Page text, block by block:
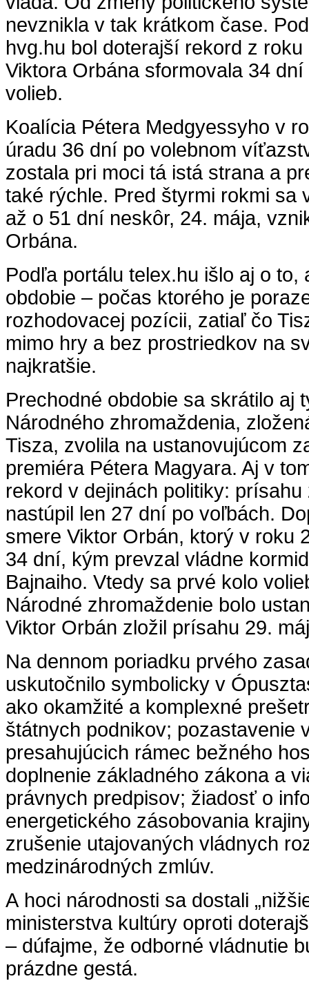
nevznikla v tak krátkom čase.
hvg.hu bol doterajší rekord z
Viktora Orbána sformovala 34
volieb.
Koalícia Pétera Medgyessyho v
úradu 36 dní po volebnom
zostala pri moci tá istá strana a
také rýchle. Pred štyrmi rokmi sa
až o 51 dní neskôr, 24. mája,
Orbána.
Podľa portálu telex.hu išlo aj o to,
obdobie – počas ktorého je
rozhodovacej pozícii, zatiaľ čo
mimo hry a bez prostriedkov na
najkratšie.
Prechodné obdobie sa skrátilo aj
Národného zhromaždenia,
Tisza, zvolila na ustanovujúcom
premiéra Pétera Magyara. Aj v
rekord v dejinách politiky:
nastúpil len 27 dní po voľbách.
smere Viktor Orbán, ktorý v roku
34 dní, kým prevzal vládne
Bajnaiho. Vtedy sa prvé kolo
Národné zhromaždenie bolo
Viktor Orbán zložil prísahu 29.
Na dennom poriadku prvého
uskutočnilo symbolicky v
ako okamžité a komplexné
štátnych podnikov; pozastavenie
presahujúcich rámec bežného
doplnenie základného zákona a
právnych predpisov; žiadosť o
energetického zásobovania
zrušenie utajovaných vládnych
medzinárodných zmlúv.
A hoci národnosti sa dostali
ministerstva kultúry oproti
– dúfajme, že odborné vládnutie
prázdne gestá.